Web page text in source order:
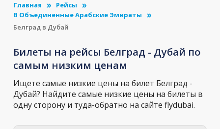
Главная
Рейсы
В Объединенные Арабские Эмираты
Белград в Дубай
Билеты на рейсы Белград - Дубай по
самым низким ценам
Ищете самые низкие цены на билет Белград -
Дубай? Найдите самые низкие цены на билеты в
одну сторону и туда-обратно на сайте flydubai.